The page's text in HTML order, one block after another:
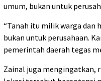
umum, bukan untuk
“Tanah itu milik warga dan
bukan untuk perusahaan.
pemerintah daerah tegas
Zainal juga mengingatkan,